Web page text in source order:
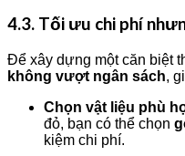
4.3. Tối ưu chi phí
Để xây dựng một căn biệt
không vượt ngân sách,
Chọn vật liệu phù
đỏ, bạn có thể chọn
kiệm chi phí.